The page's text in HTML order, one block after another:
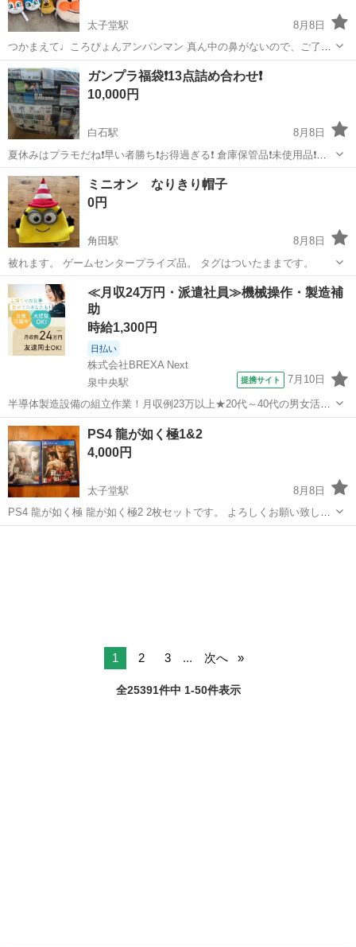
太子堂駅
8月8日
つかまえて♩ころぴょんアンパンマン 真ん中の鼻がないので、ご了承
いただける方よろしくお願いいたします。 ドキンちゃんコキンちゃん
チーズの紐付きマスコット アンパンマンぬいぐるみ型ポケットティッ
シュケース アンパンマンよく...
宮城 仙台市 太子堂駅 おもちゃ
ガンプラ福袋❗13点詰め合わせ❗
10,000円
白石駅
8月8日
夏休みはプラモだね❗早い者勝ち❗お得過ぎる❗ 倉庫保管品❗未使用品❗希
少価値有❗昭和物❗ 中身確認してません❗お掃除してません❗写メが全て❗
だから安い❗ノークレーム、ノーリターン商品❗ 必要な方に‼️
宮城 白石市 模型、プラモデル
ミニオン なりきり帽子
0円
角田駅
8月8日
被れます。 ゲームセンタープライズ品。 タグはついたままです。
宮城 角田市 角田駅 おもちゃ
≪月収24万円・派遣社員≫機械操作・製造補
助
時給1,300円
日払い
株式会社BREXA Next
泉中央駅
提携サイト 7月10日
半導体製造設備の組立作業！月収例23万以上★20代～40代の男女活躍
中中！社会保険完備！送迎あり！◎マイカー通勤OK＆無料駐車場完
備！作業着無償貸与◎食堂利用可★《宮城県黒川郡大和町》 人気の工
場のお仕事 ◇半導体製造設備...
宮城 泉中央駅 その他
PS4 龍が如く極1&2
4,000円
太子堂駅
8月8日
PS4 龍が如く極 龍が如く極2 2枚セットです。 よろしくお願い致しま
す！
1 2 3 ... 次へ
全25391件中 1-50件表示